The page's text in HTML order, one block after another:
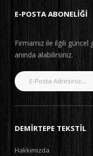
E-POSTA ABONELIĞI
Firmamız ile ilgili güncel
anında alabilirsiniz.
DEMIRTEPE TEKSTIL
Hakkımızda